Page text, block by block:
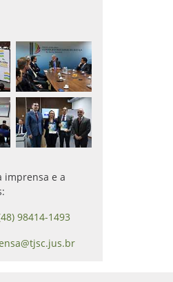
imprensa e a
98414-1493